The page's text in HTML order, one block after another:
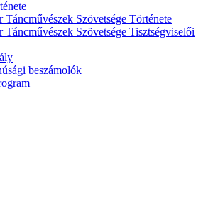
Táncművészek Szövetsége Története
Táncművészek Szövetsége Tisztségviselői
beszámolók